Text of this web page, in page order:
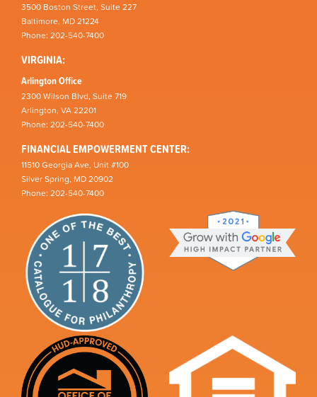
3500 Boston Street, Suite 227
Baltimore, MD 21224
Phone: 202-540-7400
VIRGINIA:
Arlington Office
2300 Wilson Blvd, Suite 719
Arlington, VA 22201
Phone: 202-540-7400
FINANCIAL EMPOWERMENT CENTER:
11510 Georgia Ave, Unit #100
Silver Spring, MD 20902
Phone: 202-540-7400